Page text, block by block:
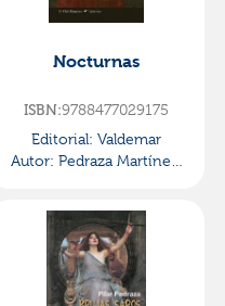
Nocturnas
ISBN:9788477029175
Editorial: Valdemar
Autor: Pedraza Martínez,